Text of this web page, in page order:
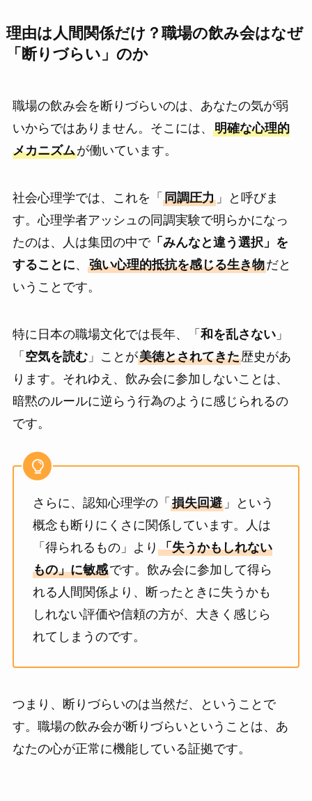
理由は人間関係だけ？職場の飲み会はなぜ
「断りづらい」のか
職場の飲み会を断りづらいのは、あなたの気が弱
いからではありません。そこには、 明確な心理的
メカニズムが働いています。
社会心理学では、これを「 同調圧力」と呼びま
す。心理学者アッシュの同調実験で明らかになっ
たのは、人は集団の中で「みんなと違う選択」を
することに、 強い心理的抵抗を感じる生き物だと
いうことです。
特に日本の職場文化では長年、「 和を乱さない」
「 空気を読む」ことが美徳とされてきた歴史があ
ります。それゆえ、飲み会に参加しないことは、
暗黙のルールに逆らう行為のように感じられるの
です。
さらに、認知心理学の「 損失回避」という
概念も断りにくさに関係しています。人は
「得られるもの」より 「失うかもしれない
もの」に敏感です。飲み会に参加して得ら
れる人間関係より、断ったときに失うかも
しれない評価や信頼の方が、大きく感じら
れてしまうのです。
つまり、断りづらいのは当然だ、ということで
す。職場の飲み会が断りづらいということは、あ
なたの心が正常に機能している証拠です。